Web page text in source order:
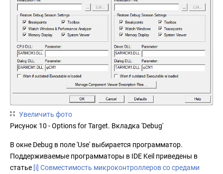
Увеличить фото
Рисунок 10 - Options for Target. Вкладка 'Debug'
В окне Debug в поле 'Use' выбирается программатор.
Поддерживаемые программаторы в IDE Keil приведены в
статье [i] Совместимость микроконтроллеров со средами